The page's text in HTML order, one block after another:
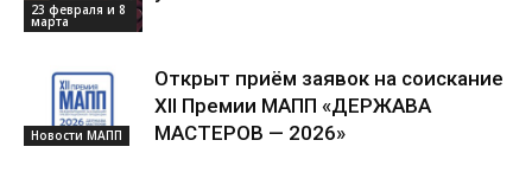
23 февраля и 8
марта
Новости МАПП
Открыт приём заявок на соискание
XII Премии МАПП «ДЕРЖАВА
МАСТЕРОВ — 2026»